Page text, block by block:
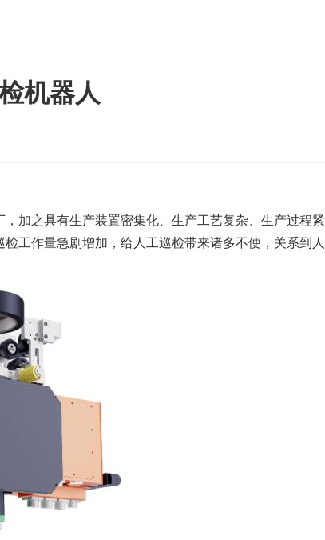
机器人
加之具有生产装置密集化、生产工艺复杂、生产过程紧
工作量急剧增加，给人工巡检带来诸多不便，关系到人